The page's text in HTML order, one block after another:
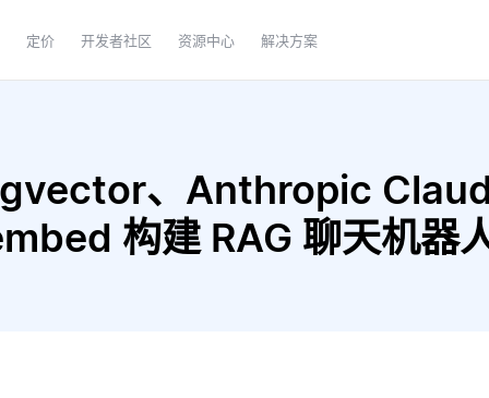
定价 开发者社区 资源中心 解决方案
、Anthropic
构建 RAG 聊天机器